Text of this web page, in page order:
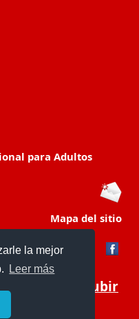
la mejor
Leer más
para Adultos
Mapa del sitio
Subir